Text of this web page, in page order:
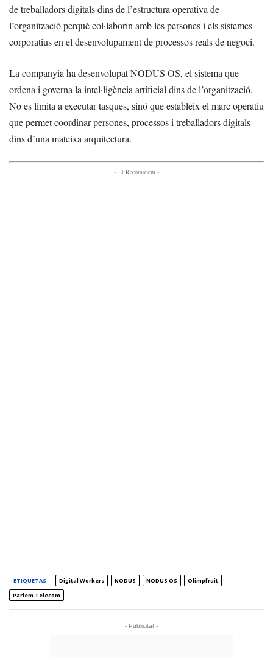
de treballadors digitals dins de l’estructura operativa de
l’organització perquè col·laborin amb les persones i els sistemes
corporatius en el desenvolupament de processos reals de negoci.
La companyia ha desenvolupat NODUS OS, el sistema que
ordena i governa la intel·ligència artificial dins de l’organització.
No es limita a executar tasques, sinó que estableix el marc operatiu
que permet coordinar persones, processos i treballadors digitals
dins d’una mateixa arquitectura.
- Et Recomanem -
ETIQUETAS Digital Workers NODUS NODUS OS
Olimpfruit
Parlem Telecom
- Publicitat -